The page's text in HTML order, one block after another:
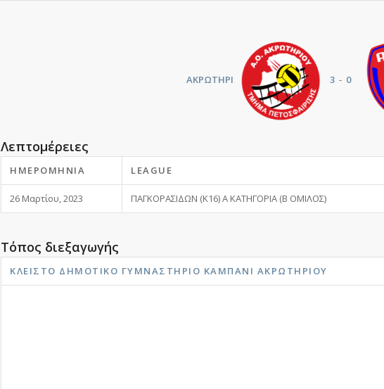
ΑΚΡΩΤΗΡΙ 3 - 0
Λεπτομέρειες
ΗΜΕΡΟΜΗΝΊΑ LEAGUE
26 Μαρτίου, 2023 ΠΑΓΚΟΡΑΣΙΔΩΝ (Κ16) Α ΚΑΤΗΓΟΡΙΑ (Β ΟΜΙΛΟΣ)
Τόπος διεξαγωγής
ΚΛΕΙΣΤΌ ΔΗΜΟΤΙΚΌ ΓΥΜΝΑΣΤΉΡΙΟ ΚΑΜΠΆΝΙ ΑΚΡΩΤΗΡΊΟΥ